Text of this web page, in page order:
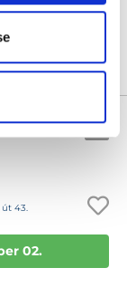
Profil
43.
02.